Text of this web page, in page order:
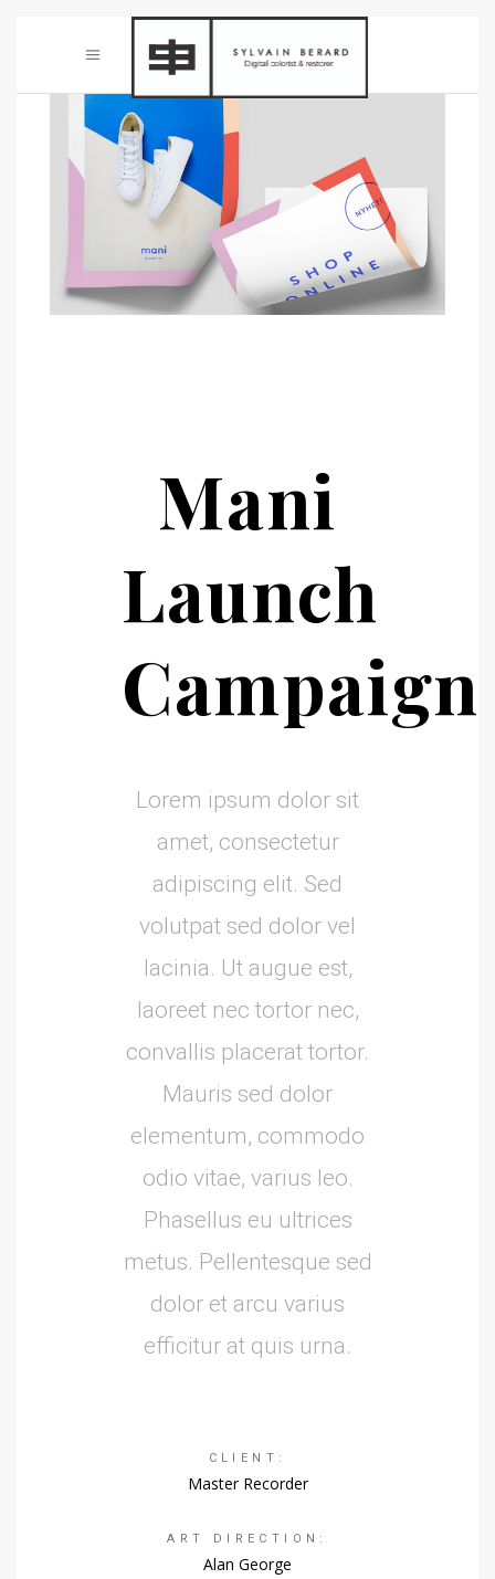
Mani
Launch
Campaign
Lorem ipsum dolor sit
amet, consectetur
adipiscing elit. Sed
volutpat sed dolor vel
lacinia. Ut augue est,
laoreet nec tortor nec,
convallis placerat tortor.
Mauris sed dolor
elementum, commodo
odio vitae, varius leo.
Phasellus eu ultrices
metus. Pellentesque sed
dolor et arcu varius
efficitur at quis urna.
CLIENT:
Master Recorder
ART DIRECTION:
Alan George